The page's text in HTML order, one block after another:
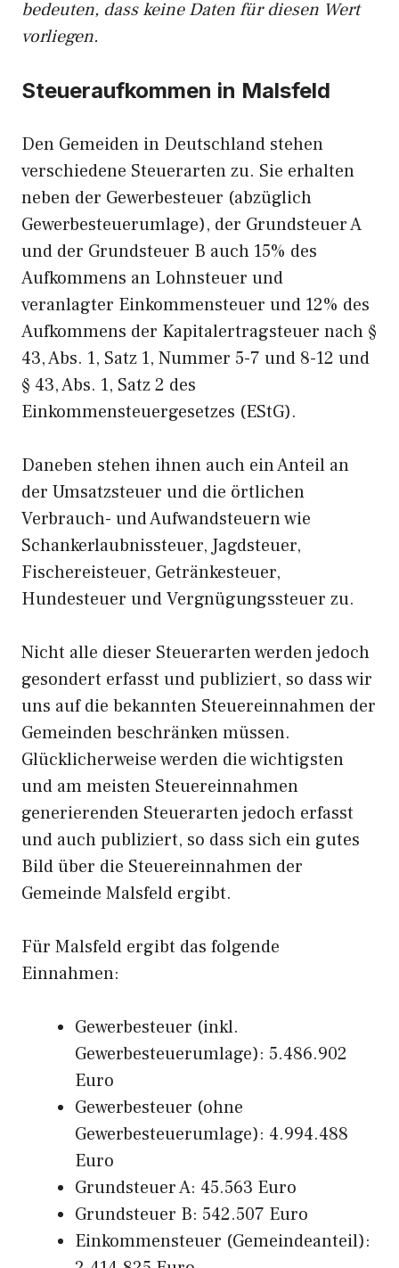
bedeuten, dass keine Daten für diesen Wert
vorliegen.
Steueraufkommen in Malsfeld
Den Gemeiden in Deutschland stehen
verschiedene Steuerarten zu. Sie erhalten
neben der Gewerbesteuer (abzüglich
Gewerbesteuerumlage), der Grundsteuer A
und der Grundsteuer B auch 15% des
Aufkommens an Lohnsteuer und
veranlagter Einkommensteuer und 12% des
Aufkommens der Kapitalertragsteuer nach §
43, Abs. 1, Satz 1, Nummer 5-7 und 8-12 und
§ 43, Abs. 1, Satz 2 des
Einkommensteuergesetzes (EStG).
Daneben stehen ihnen auch ein Anteil an
der Umsatzsteuer und die örtlichen
Verbrauch- und Aufwandsteuern wie
Schankerlaubnissteuer, Jagdsteuer,
Fischereisteuer, Getränkesteuer,
Hundesteuer und Vergnügungssteuer zu.
Nicht alle dieser Steuerarten werden jedoch
gesondert erfasst und publiziert, so dass wir
uns auf die bekannten Steuereinnahmen der
Gemeinden beschränken müssen.
Glücklicherweise werden die wichtigsten
und am meisten Steuereinnahmen
generierenden Steuerarten jedoch erfasst
und auch publiziert, so dass sich ein gutes
Bild über die Steuereinnahmen der
Gemeinde Malsfeld ergibt.
Für Malsfeld ergibt das folgende
Einnahmen:
Gewerbesteuer (inkl.
Gewerbesteuerumlage): 5.486.902
Euro
Gewerbesteuer (ohne
Gewerbesteuerumlage): 4.994.488
Euro
Grundsteuer A: 45.563 Euro
Grundsteuer B: 542.507 Euro
Einkommensteuer (Gemeindeanteil):